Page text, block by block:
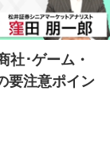
社･ゲーム・
要注意ポイン